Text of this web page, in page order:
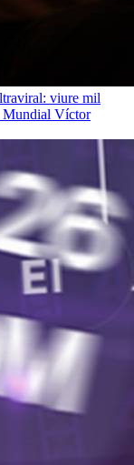
viure mil
Mundial Víctor